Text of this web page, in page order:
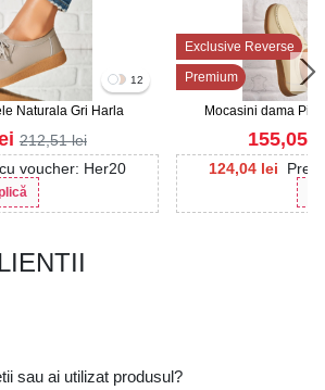
12
Naturala Gri Harla
voucher: Her20
212,51lei
Exclusive Reverse
Premium
Mocasini dama
124,04 lei Pret
155,05
sau ai utilizat produsul?